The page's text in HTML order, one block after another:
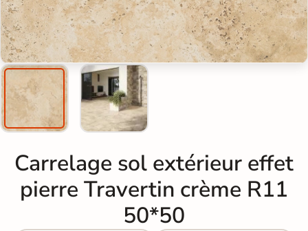
Carrelage sol extérieur effet
pierre Travertin crème R11
50*50